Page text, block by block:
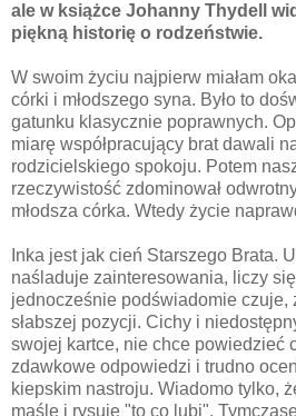
ale w książce Johanny Thydell
piękną historię o rodzeństwie.
W swoim życiu najpierw miałam
córki i młodszego syna. Było to
gatunku klasycznie poprawnych.
miarę współpracujący brat dawali
rodzicielskiego spokoju. Potem
rzeczywistość zdominował
młodsza córka. Wtedy życie
Inka jest jak cień Starszego Brata.
naśladuje zainteresowania, liczy
jednocześnie podświadomie czuje,
słabszej pozycji. Cichy i
swojej kartce, nie chce powiedzieć
zdawkowe odpowiedzi i trudno
kiepskim nastroju. Wiadomo tylko,
maśle i rysuje "to co lubi".